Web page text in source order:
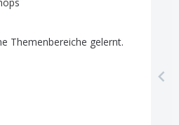
Themenbereiche gelernt.